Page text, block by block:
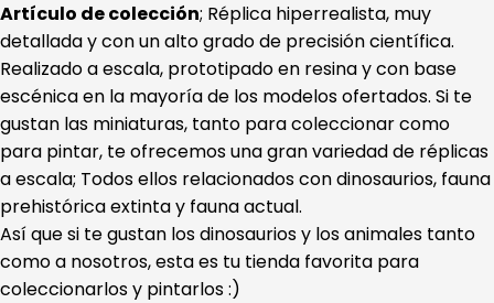
Artículo de colección; Réplica hiperrealista, muy
detallada y con un alto grado de precisión científica.
Realizado a escala, prototipado en resina y con base
escénica en la mayoría de los modelos ofertados. Si te
gustan las miniaturas, tanto para coleccionar como
para pintar, te ofrecemos una gran variedad de réplicas
a escala; Todos ellos relacionados con dinosaurios, fauna
prehistórica extinta y fauna actual.
Así que si te gustan los dinosaurios y los animales tanto
como a nosotros, esta es tu tienda favorita para
coleccionarlos y pintarlos :)